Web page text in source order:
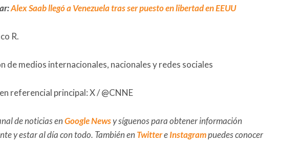
Alex Saab llegó a Venezuela tras ser puesto en libertad en EEUU
R.
de medios internacionales, nacionales y redes sociales
referencial principal: X / @CNNE
de noticias enGoogle Newsy síguenos para obtener información
y estar al día con todo. También en TwittereInstagrampuedes conocer